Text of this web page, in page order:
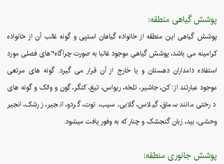
پوشش گیاهی منطقه:
پوشش گیاهی این منطقه از خانواده گیاهان استپی و گونه غالب آن از خانواده
کرامینه می باشد، پوشش گیاهی موجود غالبا به صورت چراگاه¬های فصلی مورد
استفاده دامداران دهستان و یا خارج از آن قرار می گیرد. گونه های مرتعی
موجود عبارتند از: کن، جاشیر، تلخه، ریواس، تیغ، کنگر، گون و والک و گونه های
درختی مانند سماق، گیلاس، گلابی، سیب، توت، گردو، انجیر، زرشک، انجیر
وحشی، بید، زبان گنجشک و چنار که به وفور یافت میشود.
پوشش جانوری منطقه: